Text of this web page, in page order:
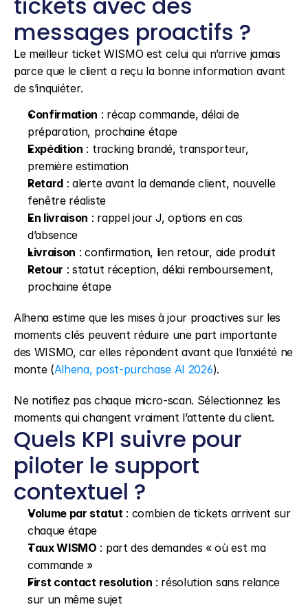
messages proactifs ?
Le meilleur ticket WISMO est celui qui n’arrive jamais
parce que le client a reçu la bonne information avant
de s’inquiéter.
Confirmation : récap commande, délai de
préparation, prochaine étape
Expédition : tracking brandé, transporteur,
première estimation
Retard : alerte avant la demande client, nouvelle
fenêtre réaliste
En livraison : rappel jour J, options en cas
d’absence
Livraison : confirmation, lien retour, aide produit
Retour : statut réception, délai remboursement,
prochaine étape
Alhena estime que les mises à jour proactives sur les
moments clés peuvent réduire une part importante
des WISMO, car elles répondent avant que l’anxiété ne
monte (Alhena, post-purchase AI 2026).
Ne notifiez pas chaque micro-scan. Sélectionnez les
moments qui changent vraiment l’attente du client.
Quels KPI suivre pour
piloter le support
contextuel ?
Volume par statut : combien de tickets arrivent sur
chaque étape
Taux WISMO : part des demandes « où est ma
commande »
First contact resolution : résolution sans relance
sur un même sujet